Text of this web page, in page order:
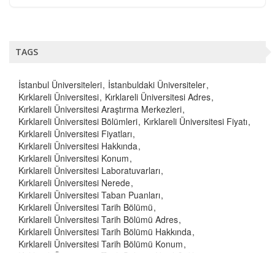
TAGS
İstanbul Üniversiteleri İstanbuldaki Üniversiteler
Kırklareli Üniversitesi Kırklareli Üniversitesi Adres
Kırklareli Üniversitesi Araştırma Merkezleri
Kırklareli Üniversitesi Bölümleri Kırklareli Üniversitesi Fiyatı
Kırklareli Üniversitesi Fiyatları
Kırklareli Üniversitesi Hakkında
Kırklareli Üniversitesi Konum
Kırklareli Üniversitesi Laboratuvarları
Kırklareli Üniversitesi Nerede
Kırklareli Üniversitesi Taban Puanları
Kırklareli Üniversitesi Tarih Bölümü
Kırklareli Üniversitesi Tarih Bölümü Adres
Kırklareli Üniversitesi Tarih Bölümü Hakkında
Kırklareli Üniversitesi Tarih Bölümü Konum